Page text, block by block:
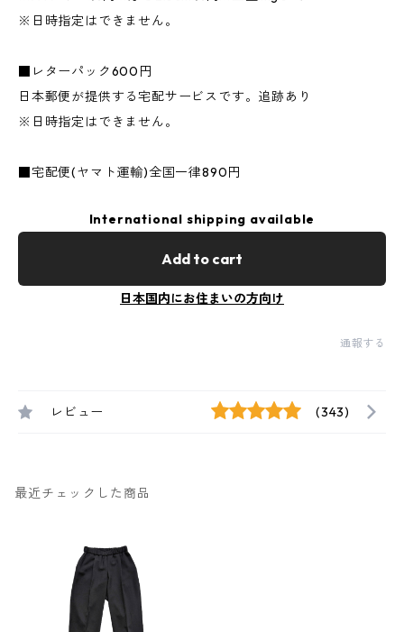
※日時指定はできません。
■レターパック600円
日本郵便が提供する宅配サービスです。追跡あり
※日時指定はできません。
■宅配便(ヤマト運輸)全国一律890円
International shipping available
Add to cart
日本国内にお住まいの方向け
通報する
レビュー (343)
最近チェックした商品